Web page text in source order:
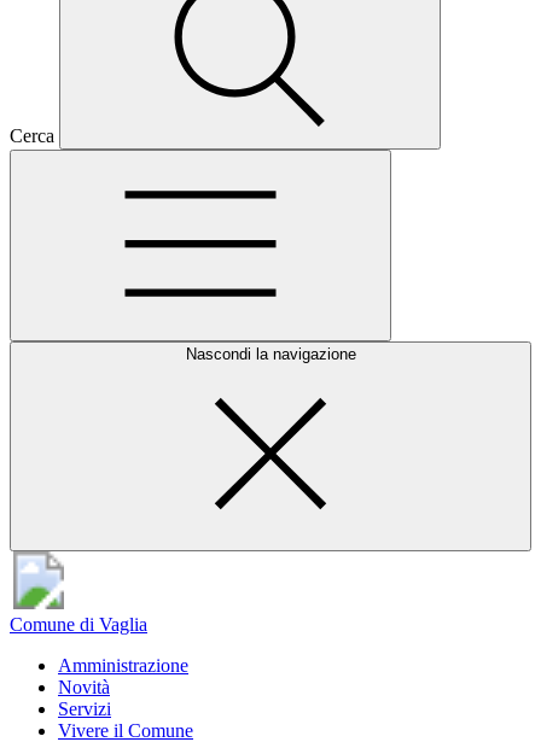
Cerca
Nascondi la navigazione
Comune di Vaglia
Amministrazione
Novità
Servizi
Vivere il Comune